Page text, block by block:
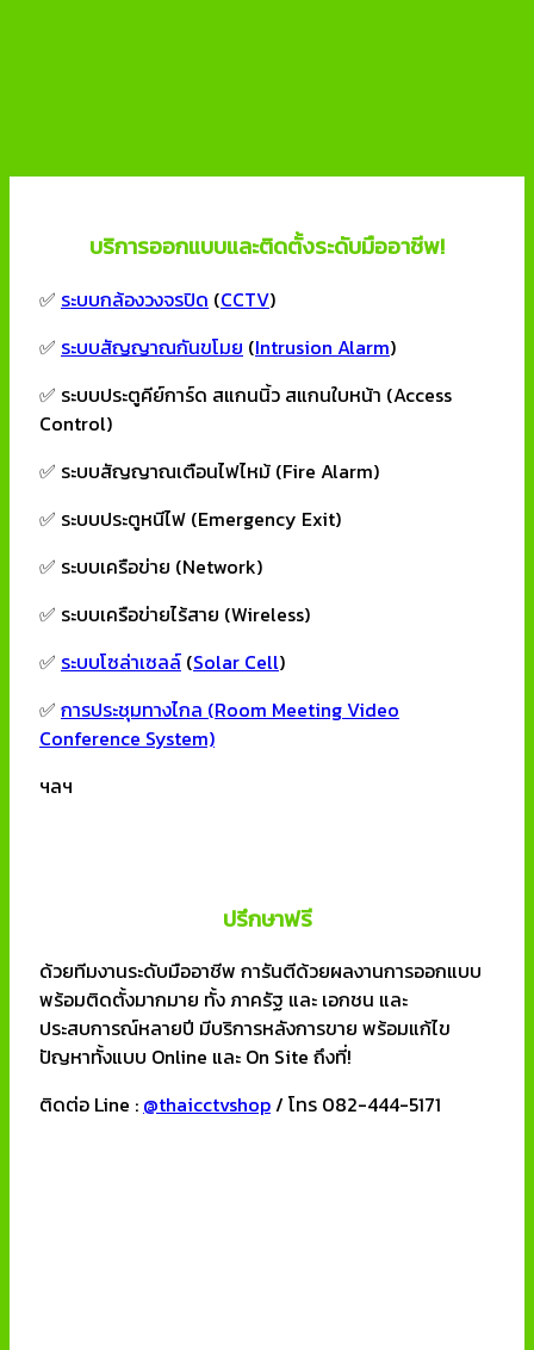
บริการออกแบบและติดตั้งระดับมืออาชีพ!
✅ ระบบกล้องวงจรปิด (CCTV)
✅ ระบบสัญญาณกันขโมย (Intrusion Alarm)
✅ ระบบประตูคีย์การ์ด สแกนนิ้ว สแกนใบหน้า (Access
Control)
✅ ระบบสัญญาณเตือนไฟไหม้ (Fire Alarm)
✅ ระบบประตูหนีไฟ (Emergency Exit)
✅ ระบบเครือข่าย (Network)
✅ ระบบเครือข่ายไร้สาย (Wireless)
✅ ระบบโซล่าเซลล์ (Solar Cell)
✅ การประชุมทางไกล (Room Meeting Video
Conference System)
ฯลฯ
ปรึกษาฟรี
ด้วยทีมงานระดับมืออาชีพ การันตีด้วยผลงานการออกแบบ
พร้อมติดตั้งมากมาย ทั้ง ภาครัฐ และ เอกชน และ
ประสบการณ์หลายปี มีบริการหลังการขาย พร้อมแก้ไข
ปัญหาทั้งแบบ Online และ On Site ถึงที่!
ติดต่อ Line : @thaicctvshop/ โทร 082-444-5171